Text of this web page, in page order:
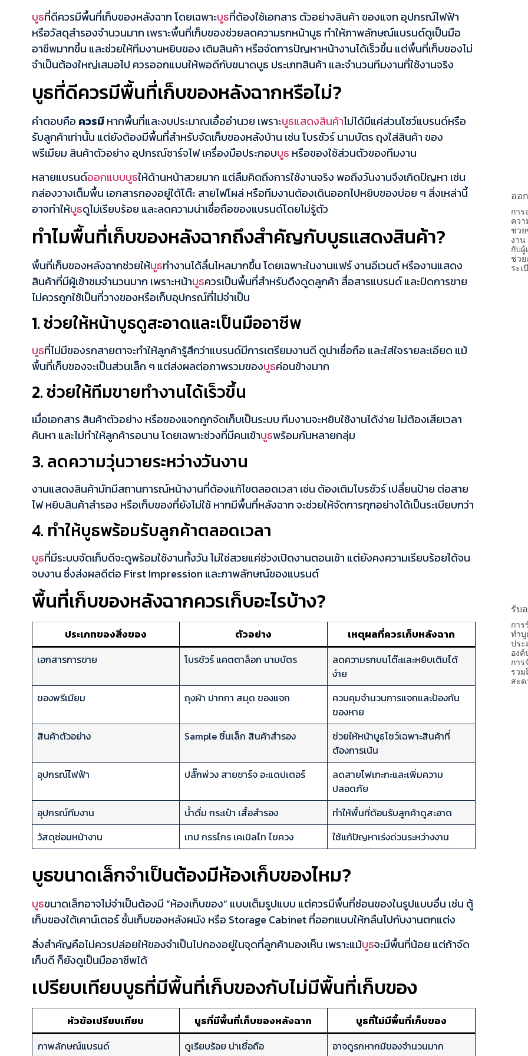
บูธที่ดีควรมีพื้นที่เก็บของหลังฉาก โดยเฉพาะบูธที่ต้องใช้เอกสาร ตัวอย่างสินค้า ของแจก อุปกรณ์ไฟฟ้า
หรือวัสดุสำรองจำนวนมาก เพราะพื้นที่เก็บของช่วยลดความรกหน้าบูธ ทำให้ภาพลักษณ์แบรนด์ดูเป็นมือ
อาชีพมากขึ้น และช่วยให้ทีมงานหยิบของ เติมสินค้า หรือจัดการปัญหาหน้างานได้เร็วขึ้น แต่พื้นที่เก็บของไม่
จำเป็นต้องใหญ่เสมอไป ควรออกแบบให้พอดีกับขนาดบูธ ประเภทสินค้า และจำนวนทีมงานที่ใช้งานจริง
บูธที่ดีควรมีพื้นที่เก็บของหลังฉากหรือไม่?
คำตอบคือ ควรมีหากพื้นที่และงบประมาณเอื้ออำนวย เพราะบูธแสดงสินค้าไม่ได้มีแค่ส่วนโชว์แบรนด์หรือ
รับลูกค้าเท่านั้น แต่ยังต้องมีพื้นที่สำหรับจัดเก็บของหลังบ้าน เช่น โบรชัวร์ นามบัตร ถุงใส่สินค้า ของ
พรีเมียม สินค้าตัวอย่าง อุปกรณ์ชาร์จไฟ เครื่องมือประกอบบูธ หรือของใช้ส่วนตัวของทีมงาน
หลายแบรนด์ออกแบบบูธให้ด้านหน้าสวยมาก แต่ลืมคิดถึงการใช้งานจริง พอถึงวันงานจึงเกิดปัญหา เช่น
กล่องวางเต็มพื้น เอกสารกองอยู่ใต้โต๊ะ สายไฟโผล่ หรือทีมงานต้องเดินออกไปหยิบของบ่อย ๆ สิ่งเหล่านี้
อาจทำให้บูธดูไม่เรียบร้อย และลดความน่าเชื่อถือของแบรนด์โดยไม่รู้ตัว
ทำไมพื้นที่เก็บของหลังฉากถึงสำคัญกับบูธแสดงสินค้า?
พื้นที่เก็บของหลังฉากช่วยให้บูธทำงานได้ลื่นไหลมากขึ้น โดยเฉพาะในงานแฟร์ งานอีเวนต์ หรืองานแสดง
สินค้าที่มีผู้เข้าชมจำนวนมาก เพราะหน้าบูธควรเป็นพื้นที่สำหรับดึงดูดลูกค้า สื่อสารแบรนด์ และปิดการขาย
ไม่ควรถูกใช้เป็นที่วางของหรือเก็บอุปกรณ์ที่ไม่จำเป็น
1. ช่วยให้หน้าบูธดูสะอาดและเป็นมืออาชีพ
บูธที่ไม่มีของรกสายตาจะทำให้ลูกค้ารู้สึกว่าแบรนด์มีการเตรียมงานดี ดูน่าเชื่อถือ และใส่ใจรายละเอียด แม้
พื้นที่เก็บของจะเป็นส่วนเล็ก ๆ แต่ส่งผลต่อภาพรวมของบูธค่อนข้างมาก
2. ช่วยให้ทีมขายทำงานได้เร็วขึ้น
เมื่อเอกสาร สินค้าตัวอย่าง หรือของแจกถูกจัดเก็บเป็นระบบ ทีมงานจะหยิบใช้งานได้ง่าย ไม่ต้องเสียเวลา
ค้นหา และไม่ทำให้ลูกค้ารอนาน โดยเฉพาะช่วงที่มีคนเข้าบูธพร้อมกันหลายกลุ่ม
3. ลดความวุ่นวายระหว่างวันงาน
งานแสดงสินค้ามักมีสถานการณ์หน้างานที่ต้องแก้ไขตลอดเวลา เช่น ต้องเติมโบรชัวร์ เปลี่ยนป้าย ต่อสาย
ไฟ หยิบสินค้าสำรอง หรือเก็บของที่ยังไม่ใช้ หากมีพื้นที่หลังฉาก จะช่วยให้จัดการทุกอย่างได้เป็นระเบียบกว่า
4. ทำให้บูธพร้อมรับลูกค้าตลอดเวลา
บูธที่มีระบบจัดเก็บดีจะดูพร้อมใช้งานทั้งวัน ไม่ใช่สวยแค่ช่วงเปิดงานตอนเช้า แต่ยังคงความเรียบร้อยได้จน
จบงาน ซึ่งส่งผลดีต่อ First Impression และภาพลักษณ์ของแบรนด์
พื้นที่เก็บของหลังฉากควรเก็บอะไรบ้าง?
ประเภทของสิ่งของ ตัวอย่าง
เหตุผลที่ควรเก็บหลังฉาก
เอกสารการขาย
โบรชัวร์ แคตตาล็อก นามบัตร
ลดความรกบนโต๊ะและหยิบเติมได้
ง่าย
ของพรีเมียม
ถุงผ้า ปากกา สมุด ของแจก
ควบคุมจำนวนการแจกและป้องกัน
ของหาย
สินค้าตัวอย่าง
Sample ชิ้นเล็ก สินค้าสำรอง
ช่วยให้หน้าบูธโชว์เฉพาะสินค้าที่
ต้องการเน้น
อุปกรณ์ไฟฟ้า
ปลั๊กพ่วง สายชาร์จ อะแดปเตอร์
ลดสายไฟเกะกะและเพิ่มความ
ปลอดภัย
อุปกรณ์ทีมงาน
น้ำดื่ม กระเป๋า เสื้อสำรอง
ทำให้พื้นที่ต้อนรับลูกค้าดูสะอาด
วัสดุซ่อมหน้างาน
เทป กรรไกร เคเบิลไท ไขควง ใช้แก้ปัญหาเร่งด่วนระหว่างงาน
บูธขนาดเล็กจำเป็นต้องมีห้องเก็บของไหม?
บูธขนาดเล็กอาจไม่จำเป็นต้องมี “ห้องเก็บของ” แบบเต็มรูปแบบ แต่ควรมีพื้นที่ซ่อนของในรูปแบบอื่น เช่น ตู้
เก็บของใต้เคาน์เตอร์ ชั้นเก็บของหลังผนัง หรือ Storage Cabinet ที่ออกแบบให้กลืนไปกับงานตกแต่ง
สิ่งสำคัญคือไม่ควรปล่อยให้ของจำเป็นไปกองอยู่ในจุดที่ลูกค้ามองเห็น เพราะแม้บูธจะมีพื้นที่น้อย แต่ถ้าจัด
เก็บดี ก็ยังดูเป็นมืออาชีพได้
เปรียบเทียบบูธที่มีพื้นที่เก็บของกับไม่มีพื้นที่เก็บของ
หัวข้อเปรียบเทียบ บูธที่มีพื้นที่เก็บของหลังฉาก
บูธที่ไม่มีพื้นที่เก็บของ
ภาพลักษณ์แบรนด์
ดูเรียบร้อย น่าเชื่อถือ อาจดูรกหากมีของจำนวนมาก
ออ
การ
ควา
ช่ว
งา
กับ
ช่ว
ระเ
รับ
กา
ทำบู
ประ
องค์
การ
รว
สะด